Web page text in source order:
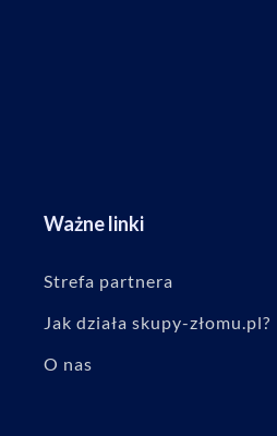
Ważne linki
Strefa partnera
Jak działa skupy-złomu.pl?
O nas